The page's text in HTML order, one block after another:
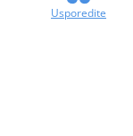
Usporedite